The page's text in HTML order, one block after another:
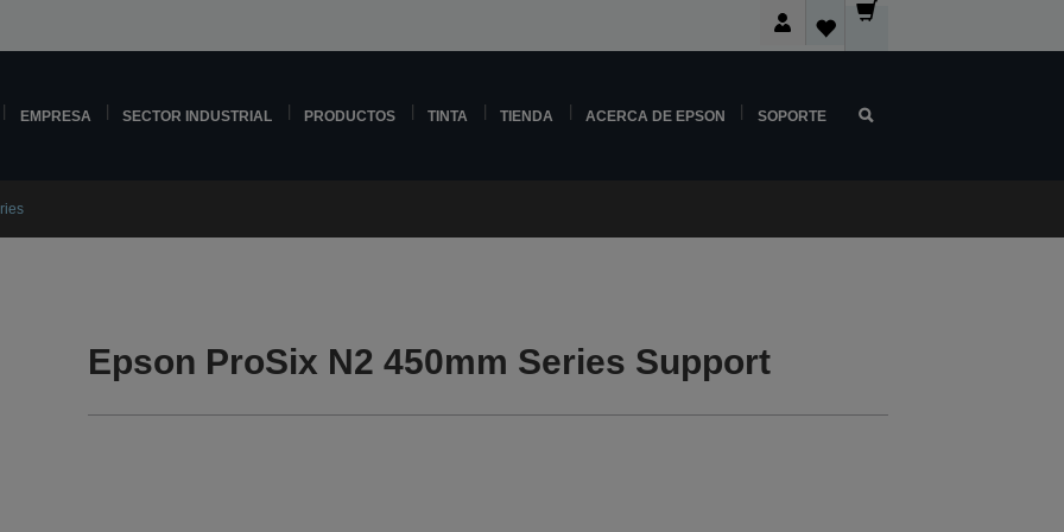
EMPRESA SECTOR INDUSTRIAL PRODUCTOS TINTA TIENDA ACERCA DE EPSON SOPORTE
Epson ProSix N2 450mm Series Support